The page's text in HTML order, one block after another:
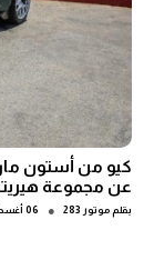
كيو من أستون
عن مجموعة
بقلم موتور 283 ● 06 أغسطس 2026